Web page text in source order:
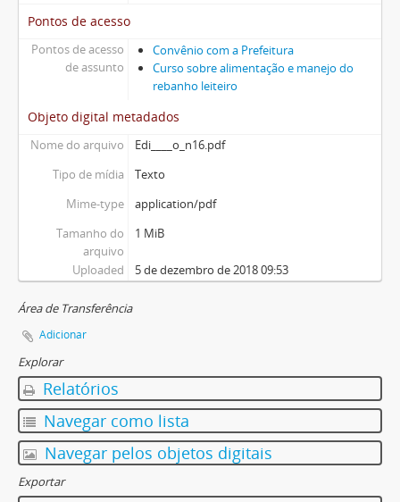
Pontos de acesso
Pontos de acesso
de assunto
Convênio com a Prefeitura
Curso sobre alimentação e manejo do
rebanho leiteiro
Objeto digital metadados
Nome do arquivo
Edi____o_n16.pdf
Tipo de mídia
Texto
Mime-type
application/pdf
Tamanho do
arquivo
1 MiB
Uploaded 5 de dezembro de 2018 09:53
Área de Transferência
Adicionar
Explorar
Relatórios
Navegar como lista
Navegar pelos objetos digitais
Exportar